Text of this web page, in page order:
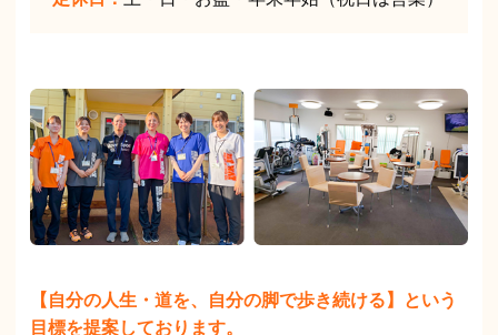
【自分の人生・道を、自分の脚で歩き続ける】という
目標を提案しております。